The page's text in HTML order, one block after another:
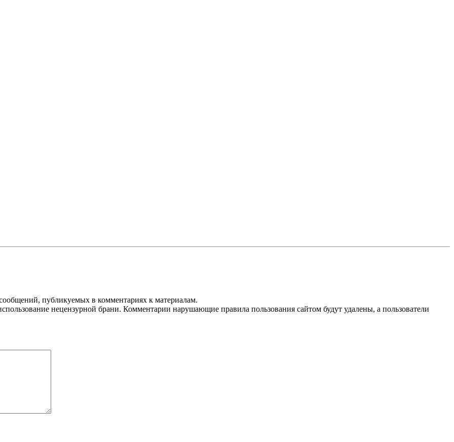
публикуемых в комментариях к материалам.
нецензурной брани. Комментарии нарушающие правила пользования сайтом будут удалены, а пользователи